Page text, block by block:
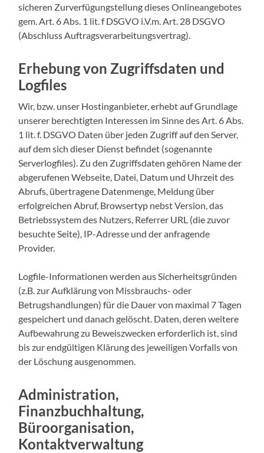
sicheren Zurverfügungstellung dieses Onlineangebotes
gem. Art. 6 Abs. 1 lit. f DSGVO i.V.m. Art. 28 DSGVO
(Abschluss Auftragsverarbeitungsvertrag).
Erhebung von Zugriffsdaten und
Logfiles
Wir, bzw. unser Hostinganbieter, erhebt auf Grundlage
unserer berechtigten Interessen im Sinne des Art. 6 Abs.
1 lit. f. DSGVO Daten über jeden Zugriff auf den Server,
auf dem sich dieser Dienst befindet (sogenannte
Serverlogfiles). Zu den Zugriffsdaten gehören Name der
abgerufenen Webseite, Datei, Datum und Uhrzeit des
Abrufs, übertragene Datenmenge, Meldung über
erfolgreichen Abruf, Browsertyp nebst Version, das
Betriebssystem des Nutzers, Referrer URL (die zuvor
besuchte Seite), IP-Adresse und der anfragende
Provider.
Logfile-Informationen werden aus Sicherheitsgründen
(z.B. zur Aufklärung von Missbrauchs- oder
Betrugshandlungen) für die Dauer von maximal 7 Tagen
gespeichert und danach gelöscht. Daten, deren weitere
Aufbewahrung zu Beweiszwecken erforderlich ist, sind
bis zur endgültigen Klärung des jeweiligen Vorfalls von
der Löschung ausgenommen.
Administration,
Finanzbuchhaltung,
Büroorganisation,
Kontaktverwaltung